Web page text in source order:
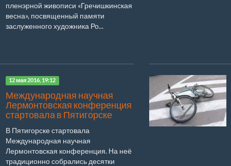
пленэрной живописи «Гречишкинская
весна», посвященный памяти
заслуженного художника Ро...
12 мая 2016, 19:12
Международная научная
Лермонтовская конференция
стартовала в Пятигорске
В Пятигорске стартовала
Международная научная
Лермонтовская конференция. На неё
традиционно собрались десятки